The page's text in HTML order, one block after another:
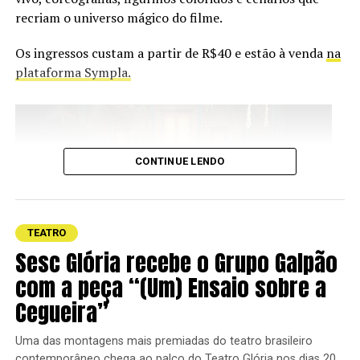
Quando:20 de agosto, às 19h30
Local:Palácio da Cultura Sônia Cabral – Vitória
Ingressos:R$35 (meia entrada)
Vendas:https://www.sympla.com.br/evento/a-peso-de-
ouro/3478304?share_id=copiarlink
Informações:
https://www.instagram.com/oficinaabelsantana
https://www.instagram.com/grupodeteatroarteoficina
Fotos: Lina Carneiro e Thiago Miranda
recriam o universo mágico do filme.
Os ingressos custam a partir de R$40 e estão à venda na
plataforma Sympla.
CONTINUE LENDO
TEATRO
Sesc Glória recebe o Grupo Galpão
com a peça “(Um) Ensaio sobre a
Cegueira”
Uma das montagens mais premiadas do teatro brasileiro